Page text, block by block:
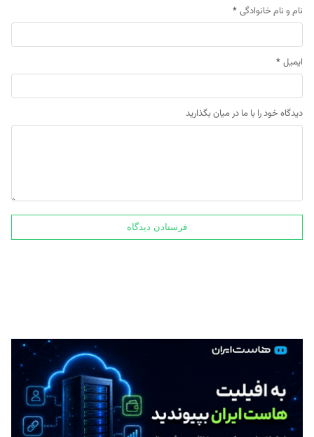
نام و نام خانوادگی *
ایمیل *
دیدگاه خود را با ما در میان بگذارید